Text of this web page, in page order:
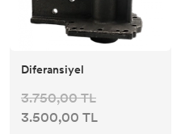
Diferansiyel
3.750,00 TL
3.500,00 TL